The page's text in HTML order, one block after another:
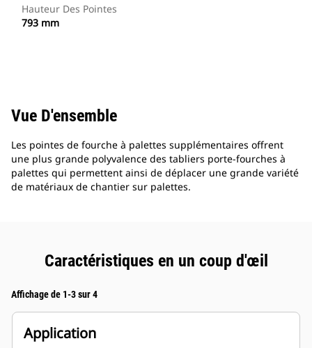
Hauteur Des Pointes
793 mm
Vue D'ensemble
Les pointes de fourche à palettes supplémentaires offrent
une plus grande polyvalence des tabliers porte-fourches à
palettes qui permettent ainsi de déplacer une grande variété
de matériaux de chantier sur palettes.
Caractéristiques en un coup d'œil
Affichage de 1-3 sur 4
Application